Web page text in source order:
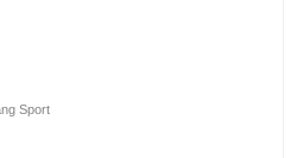
Sport